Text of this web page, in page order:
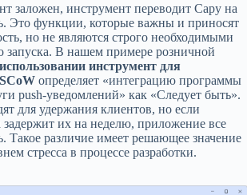
заложен, инструмент переводит Сару на
Это функции, которые важны и приносят
но не являются строго необходимыми
запуска. В нашем примере розничной
инструмент для
определяет «интеграцию программы
push-уведомлений» как «Следует быть».
для удержания клиентов, но если
задержит их на неделю, приложение все
Такое различие имеет решающее значение
стресса в процессе разработки.